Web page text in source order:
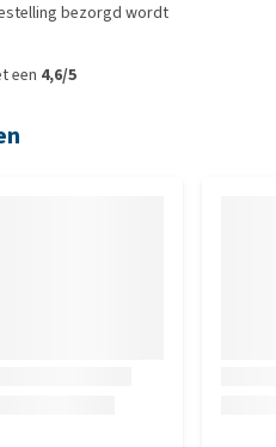
bezorgd wordt
een 4,6/5